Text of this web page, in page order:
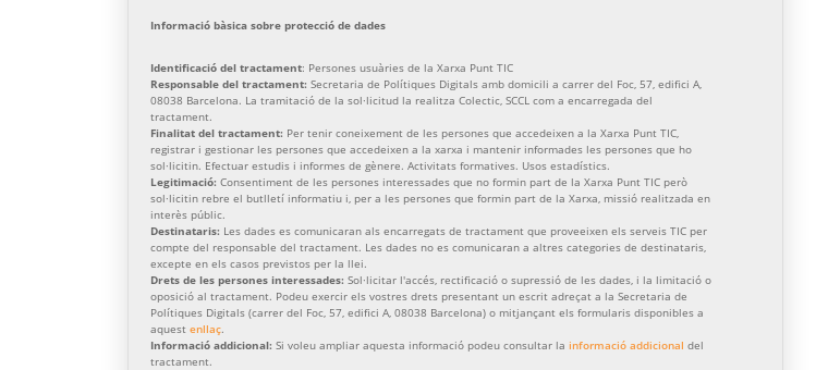
Informació bàsica sobre protecció de dades
Identificació del tractament: Persones usuàries de la Xarxa Punt TIC
Responsable del tractament: Secretaria de Polítiques Digitals amb domicili a carrer del Foc, 57, edifici A,
08038 Barcelona. La tramitació de la sol·licitud la realitza Colectic, SCCL com a encarregada del
tractament.
Finalitat del tractament: Per tenir coneixement de les persones que accedeixen a la Xarxa Punt TIC,
registrar i gestionar les persones que accedeixen a la xarxa i mantenir informades les persones que ho
sol·licitin. Efectuar estudis i informes de gènere. Activitats formatives. Usos estadístics.
Legitimació: Consentiment de les persones interessades que no formin part de la Xarxa Punt TIC però
sol·licitin rebre el butlletí informatiu i, per a les persones que formin part de la Xarxa, missió realitzada en
interès públic.
Destinataris: Les dades es comunicaran als encarregats de tractament que proveeixen els serveis TIC per
compte del responsable del tractament. Les dades no es comunicaran a altres categories de destinataris,
excepte en els casos previstos per la llei.
Drets de les persones interessades: Sol·licitar l'accés, rectificació o supressió de les dades, i la limitació o
oposició al tractament. Podeu exercir els vostres drets presentant un escrit adreçat a la Secretaria de
Polítiques Digitals (carrer del Foc, 57, edifici A, 08038 Barcelona) o mitjançant els formularis disponibles a
aquest enllaç.
Informació addicional: Si voleu ampliar aquesta informació podeu consultar la informació addicional del
tractament.